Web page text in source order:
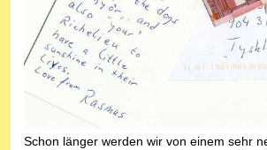
Schon länger werden wir von einem sehr